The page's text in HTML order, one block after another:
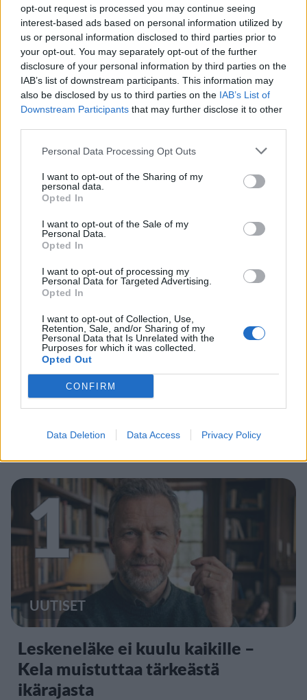
opt-out request is processed you may continue seeing
interest-based ads based on personal information utilized by
us or personal information disclosed to third parties prior to
your opt-out. You may separately opt-out of the further
disclosure of your personal information by third parties on the
IAB’s list of downstream participants. This information may
also be disclosed by us to third parties on the IAB’s List of
Downstream Participants that may further disclose it to other
Personal Data Processing Opt Outs
I want to opt-out of the Sharing of my
personal data.
Opted In
I want to opt-out of the Sale of my
Personal Data.
Opted In
I want to opt-out of processing my
Personal Data for Targeted Advertising.
Opted In
I want to opt-out of Collection, Use,
Retention, Sale, and/or Sharing of my
Personal Data that Is Unrelated with the
Purposes for which it was collected.
Opted Out
CONFIRM
Data Deletion Data Access Privacy Policy
Staran luetuimmat
1
UUTISET
Leskeneläke ei kuulu kaikille –
Kela muistuttaa tärkeästä
ikärajasta